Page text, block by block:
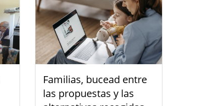
Familias, bucead entre
las propuestas y las